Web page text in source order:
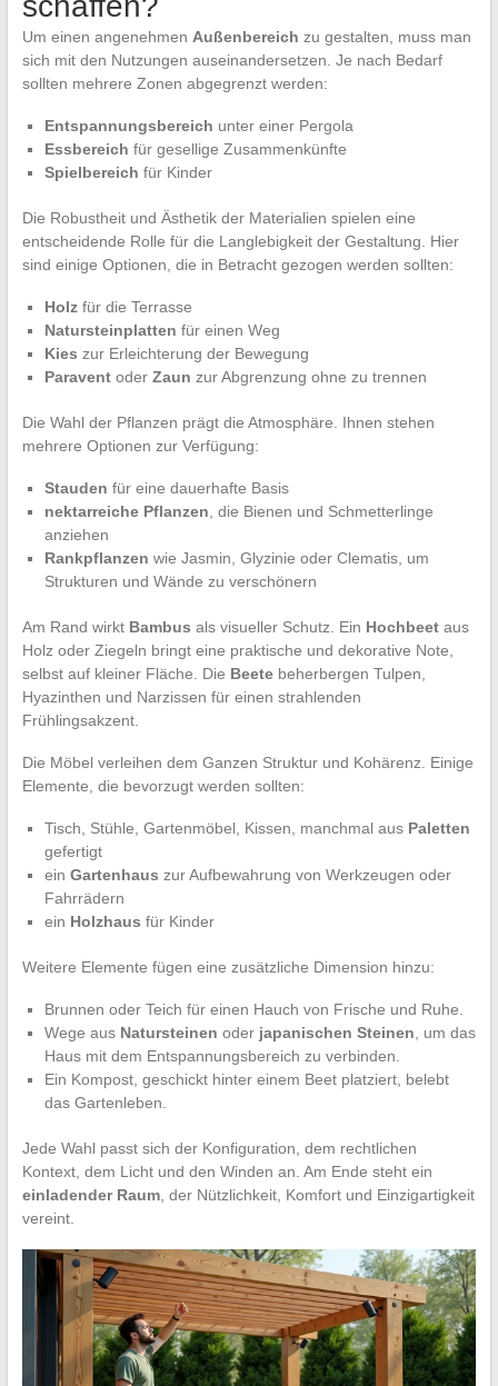
Um einen angenehmen Außenbereich zu gestalten, muss man
sich mit den Nutzungen auseinandersetzen. Je nach Bedarf
sollten mehrere Zonen abgegrenzt werden:
Entspannungsbereich unter einer Pergola
Essbereich für gesellige Zusammenkünfte
Spielbereich für Kinder
Die Robustheit und Ästhetik der Materialien spielen eine
entscheidende Rolle für die Langlebigkeit der Gestaltung. Hier
sind einige Optionen, die in Betracht gezogen werden sollten:
Holzfür die Terrasse
Natursteinplatten für einen Weg
Kies zur Erleichterung der Bewegung
Paraventoder Zaun zur Abgrenzung ohne zu trennen
Die Wahl der Pflanzen prägt die Atmosphäre. Ihnen stehen
mehrere Optionen zur Verfügung:
Stauden für eine dauerhafte Basis
nektarreiche Pflanzen , die Bienen und Schmetterlinge
anziehen
Rankpflanzen wie Jasmin, Glyzinie oder Clematis, um
Strukturen und Wände zu verschönern
Am Rand wirkt Bambus als visueller Schutz. Ein Hochbeetaus
Holz oder Ziegeln bringt eine praktische und dekorative Note,
selbst auf kleiner Fläche. Die Beetebeherbergen Tulpen,
Hyazinthen und Narzissen für einen strahlenden
Frühlingsakzent.
Die Möbel verleihen dem Ganzen Struktur und Kohärenz. Einige
Elemente, die bevorzugt werden sollten:
Tisch, Stühle, Gartenmöbel, Kissen, manchmal aus Paletten
gefertigt
ein Gartenhaus zur Aufbewahrung von Werkzeugen oder
Fahrrädern
ein Holzhaus für Kinder
Weitere Elemente fügen eine zusätzliche Dimension hinzu:
Brunnen oder Teich für einen Hauch von Frische und Ruhe.
Wege aus Natursteinen oder japanischen Steinen , um das
Haus mit dem Entspannungsbereich zu verbinden.
Ein Kompost, geschickt hinter einem Beet platziert, belebt
das Gartenleben.
Jede Wahl passt sich der Konfiguration, dem rechtlichen
Kontext, dem Licht und den Winden an. Am Ende steht ein
einladender Raum, der Nützlichkeit, Komfort und Einzigartigkeit
vereint.